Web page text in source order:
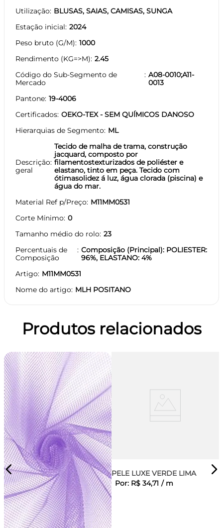
Utilização BLUSAS, SAIAS, CAMISAS, SUNGA
Estação inicial 2024
Peso bruto (G/M) 1000
Rendimento (KG=>M) 2.45
Código do Sub-Segmento de
Mercado
A08-0010;A11-
0013
Pantone 19-4006
Certificados OEKO-TEX - SEM QUÍMICOS DANOSO
Hierarquias de Segmento ML
Descrição
geral
Tecido de malha de trama, construção
jacquard, composto por
filamentostexturizados de poliéster e
elastano, tinto em peça. Tecido com
ótimasolidez á luz, água clorada (piscina) e
água do mar.
Material Ref p/Preço M11MM0531
Corte Mínimo 0
Tamanho médio do rolo 23
Percentuais de
Composição
Composição (Principal): POLIESTER:
96%, ELASTANO: 4%
Artigo M11MM0531
Nome do artigo MLH POSITANO
Produtos relacionados
PELE LUXE VERDE LIMA
Por: R$ 34,71 / m